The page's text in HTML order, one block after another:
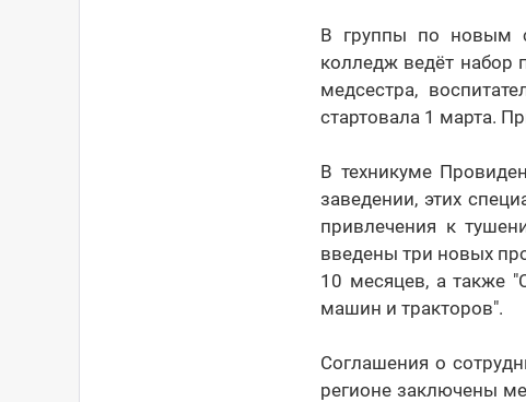
В группы по новым
колледж ведёт
медсестра,
стартовала 1 марта.
В техникуме
заведении, этих
привлечения к
введены три новых
10 месяцев, а также
машин и тракторов".
Соглашения о
регионе заключены